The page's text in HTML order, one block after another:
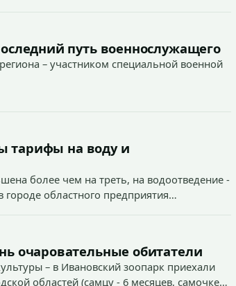
путь военнослужащего
– участником специальной военной
тарифы на воду и
более чем на треть, на водоотведение -
областного предприятия
очаровательные обитатели
– в Ивановский зоопарк приехали
областей (самцу - 6 месяцев, самочке